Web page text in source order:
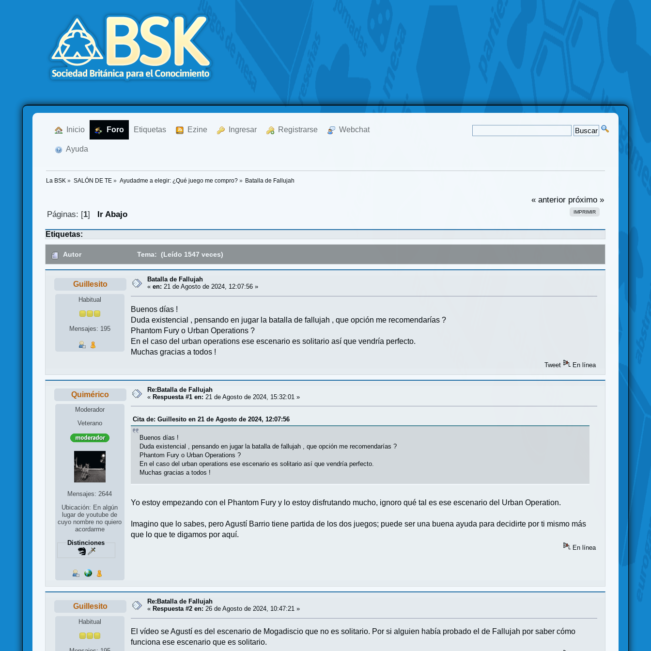
Inicio Foro Etiquetas Ezine Ingresar Registrarse Webchat
Ayuda
La BSK » SALÓN DE TE » Ayudadme a elegir: ¿Qué juego me compro?» Batalla de Fallujah
« anterior próximo »
IMPRIMIR
Páginas: [1] Ir Abajo
Etiquetas:
Autor Tema: (Leído 1547 veces)
Guillesito
Habitual
Mensajes: 195
Batalla de Fallujah
«en: 21 de Agosto de 2024, 12:07:56 »
Buenos días !
Duda existencial , pensando en jugar la batalla de fallujah , que opción me recomendarías ?
Phantom Fury o Urban Operations ?
En el caso del urban operations ese escenario es solitario así que vendría perfecto.
Muchas gracias a todos !
Tweet En línea
Quimérico
Moderador
Veterano
Mensajes: 2644
Ubicación: En algún
lugar de youtube de
cuyo nombre no quiero
acordarme
Distinciones
Re:Batalla de Fallujah
«Respuesta #1 en: 21 de Agosto de 2024, 15:32:01 »
Cita de: Guillesito en 21 de Agosto de 2024, 12:07:56
Buenos días !
Duda existencial , pensando en jugar la batalla de fallujah , que opción me recomendarías ?
Phantom Fury o Urban Operations ?
En el caso del urban operations ese escenario es solitario así que vendría perfecto.
Muchas gracias a todos !
Yo estoy empezando con el Phantom Fury y lo estoy disfrutando mucho, ignoro qué tal es ese escenario del Urban Operation.
Imagino que lo sabes, pero Agustí Barrio tiene partida de los dos juegos; puede ser una buena ayuda para decidirte por ti mismo más
que lo que te digamos por aquí.
En línea
Guillesito
Habitual
Re:Batalla de Fallujah
« Respuesta #2 en: 26 de Agosto de 2024, 10:47:21 »
El vídeo se Agustí es del escenario de Mogadiscio que no es solitario. Por si alguien había probado el de Fallujah por saber cómo
funciona ese escenario que es solitario.